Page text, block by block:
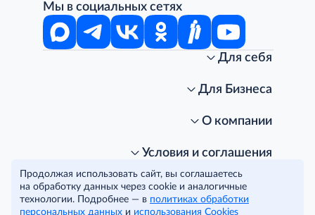
Мы в социальных сетях
Для себя
Стань клиентом METRO
Подарочные карты. Активация и баланс
Часто задаваемые вопросы
METRO AG
Для Бизнеса
Для магазинов
Для офисов и предприятий
Рекламодателям
О компании
Программа METRO Potentials
Торговые центры
Условия и соглашения
Политика конфиденциальности
Правовая информация
Условия соглашения
© METRO Cash and Carry Russia, 2026
Читать полностью
Продолжая использовать сайт, вы соглашаетесь
на обработку данных через cookie и аналогичные
технологии. Подробнее — в политиках обработки
персональных данных и использования Cookies